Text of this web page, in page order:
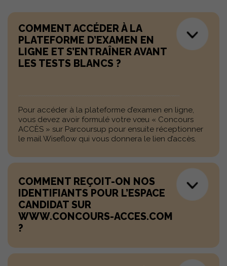
COMMENT ACCÉDER À LA
PLATEFORME D’EXAMEN EN
LIGNE ET S’ENTRAÎNER AVANT
LES TESTS BLANCS ?
Pour accéder à la plateforme d’examen en ligne,
vous devez avoir formulé votre vœu « Concours
ACCÈS » sur Parcoursup pour ensuite réceptionner
le mail Wiseflow qui vous donnera le lien d’accès.
COMMENT REÇOIT-ON NOS
IDENTIFIANTS POUR L’ESPACE
CANDIDAT SUR
WWW.CONCOURS-ACCES.COM
?